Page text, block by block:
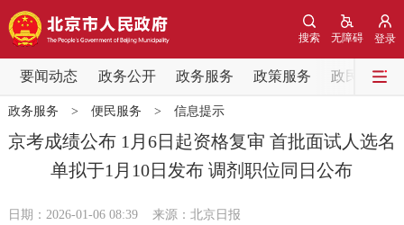
登录
无障碍
搜索
要闻动态 政务公开 政务服务 政策服务 政民互动
要闻动态
党中央精神 国务院信息
北京要闻 会议信息 部门动态
政务服务 > 便民服务 > 信息提示
京考成绩公布 1月6日起资格复审 首批面试人选名
单拟于1月10日发布 调剂职位同日公布
日期：2026-01-06 08:39 来源：北京日报